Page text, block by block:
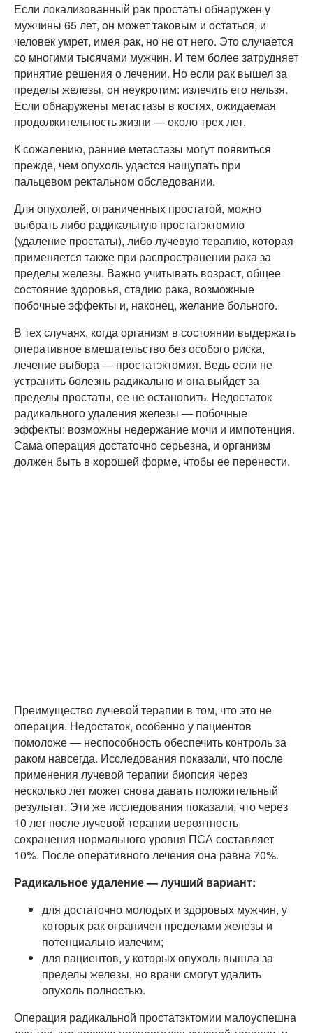
Если локализованный рак простаты обнаружен у
мужчины 65 лет, он может таковым и остаться, и
человек умрет, имея рак, но не от него. Это случается
со многими тысячами мужчин. И тем более затрудняет
принятие решения о лечении. Но если рак вышел за
пределы железы, он неукротим: излечить его нельзя.
Если обнаружены метастазы в костях, ожидаемая
продолжительность жизни — около трех лет.
К сожалению, ранние метастазы могут появиться
прежде, чем опухоль удастся нащупать при
пальцевом ректальном обследовании.
Для опухолей, ограниченных простатой, можно
выбрать либо радикальную простатэктомию
(удаление простаты), либо лучевую терапию, которая
применяется также при распространении рака за
пределы железы. Важно учитывать возраст, общее
состояние здоровья, стадию рака, возможные
побочные эффекты и, наконец, желание больного.
В тех случаях, когда организм в состоянии выдержать
оперативное вмешательство без особого риска,
лечение выбора — простатэктомия. Ведь если не
устранить болезнь радикально и она выйдет за
пределы простаты, ее не остановить. Недостаток
радикального удаления железы — побочные
эффекты: возможны недержание мочи и импотенция.
Сама операция достаточно серьезна, и организм
должен быть в хорошей форме, чтобы ее перенести.
Преимущество лучевой терапии в том, что это не
операция. Недостаток, особенно у пациентов
помоложе — неспособность обеспечить контроль за
раком навсегда. Исследования показали, что после
применения лучевой терапии биопсия через
несколько лет может снова давать положительный
результат. Эти же исследования показали, что через
10 лет после лучевой терапии вероятность
сохранения нормального уровня ПСА составляет
10%. После оперативного лечения она равна 70%.
Радикальное удаление — лучший вариант:
для достаточно молодых и здоровых мужчин, у
которых рак ограничен пределами железы и
потенциально излечим;
для пациентов, у которых опухоль вышла за
пределы железы, но врачи смогут удалить
опухоль полностью.
Операция радикальной простатэктомии малоуспешна